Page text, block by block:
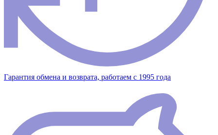
Гарантия обмена и возврата, работаем с 1995 года